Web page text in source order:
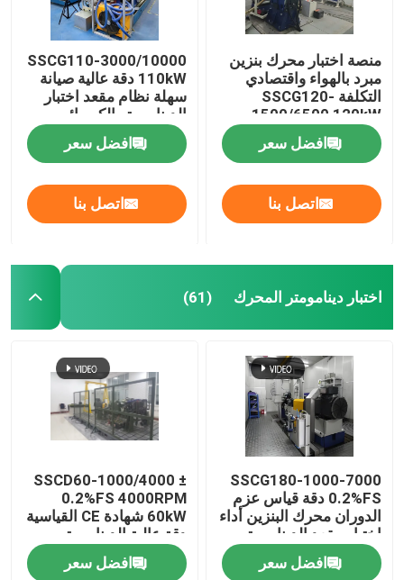
منصة اختبار محرك بنزين
مبرد بالهواء واقتصادي
التكلفة SSCG120-
1500/6500 120kW
360Nm 6500 RPM
افضل سعر
اتصل بنا
SSCG110-3000/10000
110kW دقة عالية صيانة
سهلة نظام مقعد اختبار
الدينامومتر الكهربائي
لاختبار أداء المحرك
افضل سعر
اتصل بنا
اختبار دينامومتر المحرك (61)
SSCG180-1000-7000
0.2%FS دقة قياس عزم
الدوران محرك البنزين أداء
اختبار مقعد الدينامومتر
الكهربائي
افضل سعر
SSCD60-1000/4000 ±
0.2%FS 4000RPM
60kW شهادة CE القياسية
دقة عالية الدينامومتر
الكهربائي نظام مقعد
الاختبار لمحرك الديزل
افضل سعر